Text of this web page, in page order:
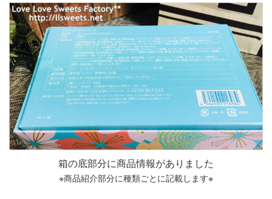
箱の底部分に商品情報がありました
※商品紹介部分に種類ごとに記載します※